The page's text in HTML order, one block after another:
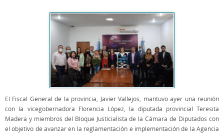
El Fiscal General de la provincia, Javier Vallejos, mantuvo ayer una reunión
con la vicegobernadora Florencia López, la diputada provincial Teresita
Madera y miembros del Bloque Justicialista de la Cámara de Diputados con
el objetivo de avanzar en la reglamentación e implementación de la Agencia